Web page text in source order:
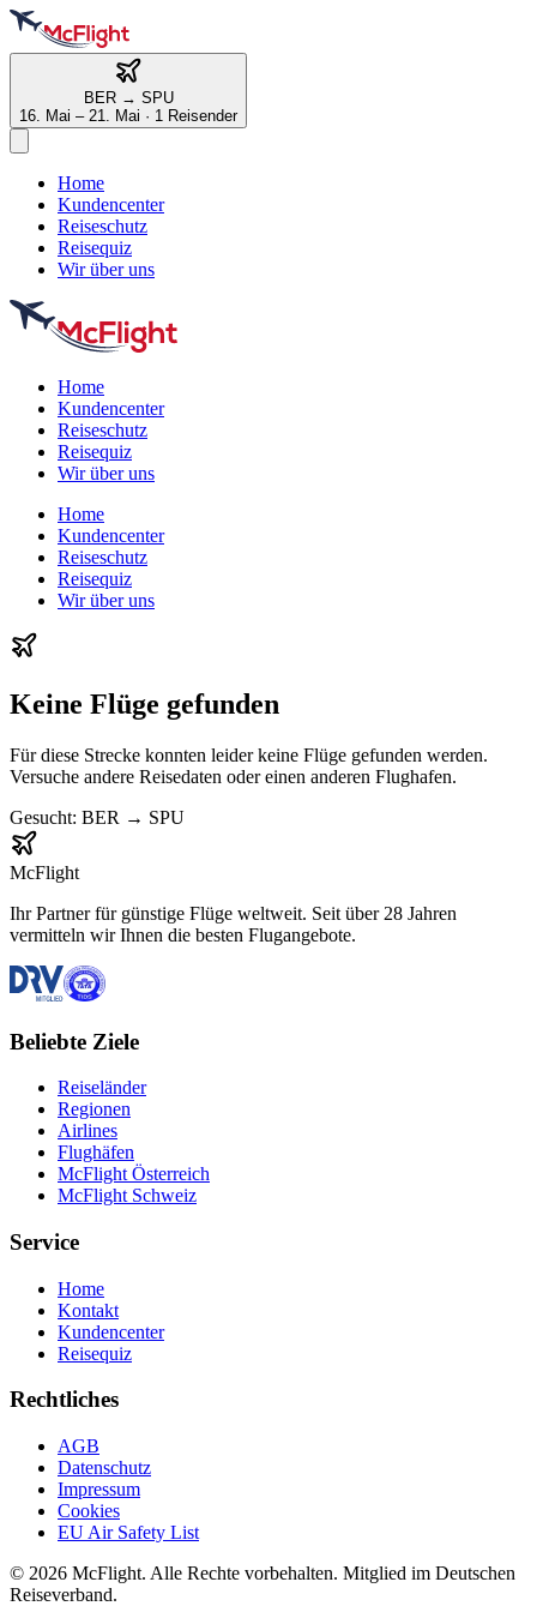
BER→ SPU
16. Mai – 21. Mai · 1 Reisender
Home
Kundencenter
Reiseschutz
Reisequiz
Wir über uns
Home
Kundencenter
Reiseschutz
Reisequiz
Wir über uns
Home
Kundencenter
Reiseschutz
Reisequiz
Wir über uns
Keine Flüge gefunden
Für diese Strecke konnten leider keine Flüge gefunden werden.
Versuche andere Reisedaten oder einen anderen Flughafen.
Gesucht: BER → SPU
McFlight
Ihr Partner für günstige Flüge weltweit. Seit über 28 Jahren
vermitteln wir Ihnen die besten Flugangebote.
Beliebte Ziele
Reiseländer
Regionen
Airlines
Flughäfen
McFlight Österreich
McFlight Schweiz
Service
Home
Kontakt
Kundencenter
Reisequiz
Rechtliches
AGB
Datenschutz
Impressum
Cookies
EU Air Safety List
© 2026 McFlight. Alle Rechte vorbehalten. Mitglied im Deutschen
Reiseverband.